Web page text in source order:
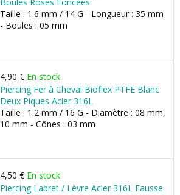
Taille : 1.6 mm / 14 G - Longueur : 35 mm
- Boules : 05 mm
4,90 € En stock
Piercing Fer à Cheval Bioflex PTFE Blanc
Deux Piques Acier 316L
Taille : 1.2 mm / 16 G - Diamètre : 08 mm,
10 mm - Cônes : 03 mm
4,50 € En stock
Piercing Labret / Lèvre Acier 316L Fausse